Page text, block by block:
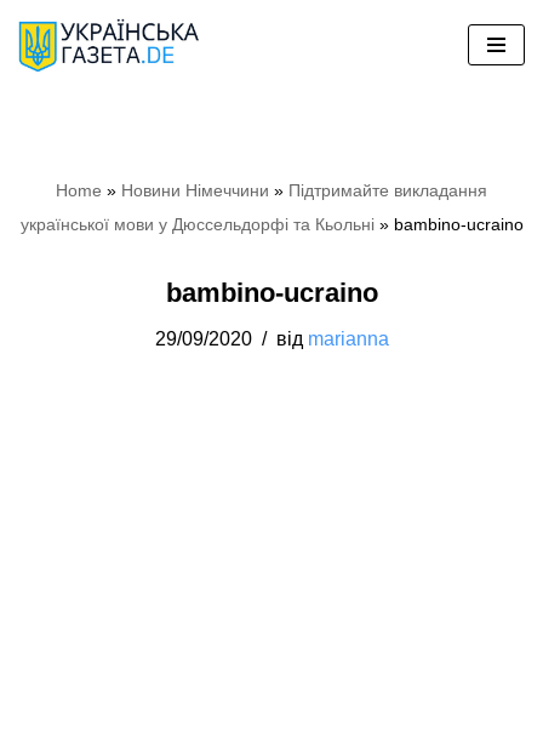
Перейти
Home » Новини Німеччини » Підтримайте викладання
української мови у Дюссельдорфі та Кьольні» bambino-ucraino
bambino-ucraino
29/09/2020 від marianna